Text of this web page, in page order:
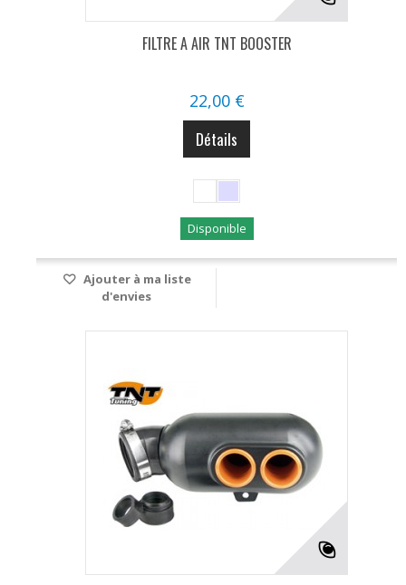
FILTRE A AIR TNT BOOSTER
22,00 €
Détails
Disponible
Ajouter à ma liste
d'envies